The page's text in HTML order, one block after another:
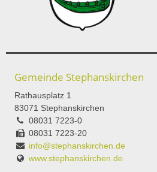
Gemeinde Stephanskirchen
Rathausplatz 1
83071 Stephanskirchen
08031 7223-0
08031 7223-20
info@stephanskirchen.de
www.stephanskirchen.de